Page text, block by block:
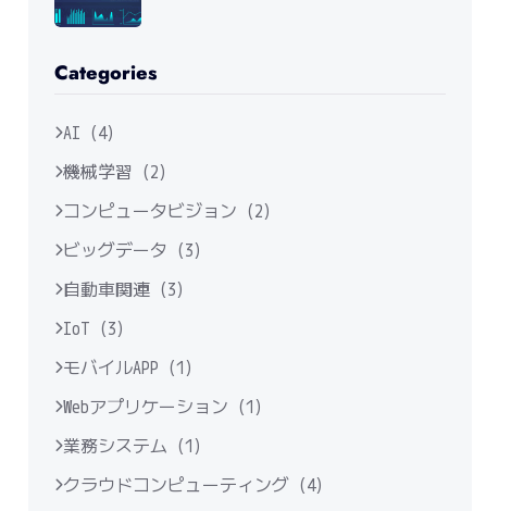
Categories
AI (4)
機械学習 (2)
コンピュータビジョン (2)
ビッグデータ (3)
自動車関連 (3)
IoT (3)
モバイルAPP (1)
Webアプリケーション (1)
業務システム (1)
クラウドコンピューティング (4)